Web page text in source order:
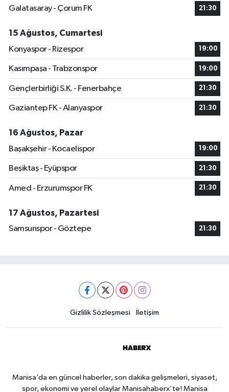
Galatasaray - Çorum FK
21:30
15 Ağustos, Cumartesi
Konyaspor - Rizespor
19:00
Kasımpaşa - Trabzonspor 19:00
Gençlerbirliği S.K. - Fenerbahçe 21:30
Gaziantep FK - Alanyaspor 21:30
16 Ağustos, Pazar
Başakşehir - Kocaelispor
19:00
Beşiktaş - Eyüpspor 21:30
Amed - Erzurumspor FK 21:30
17 Ağustos, Pazartesi
Samsunspor - Göztepe
21:30
Gizlilik Sözleşmesi İletişim
Manisa’da en güncel haberler, son dakika gelişmeleri, siyaset,
spor, ekonomi ve yerel olaylar Manisahaberx’te! Manisa